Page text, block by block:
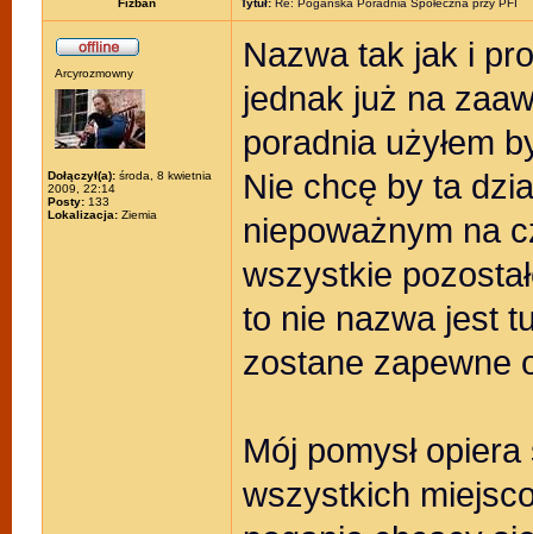
Fizban Tytuł: Re: Pogańska Poradnia Społeczna przy PFI
Arcyrozmowny
Dołączył(a): środa, 8 kwietnia
2009, 22:14
Posty: 133
Lokalizacja: Ziemia
Nazwa tak jak i
jednak już na
poradnia użyłem
Nie chcę by ta
niepoważnym na
wszystkie
to nie nazwa jest
zostane zapewne
Mój pomysł
wszystkich